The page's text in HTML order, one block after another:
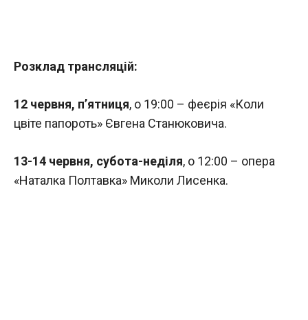
Розклад трансляцій:
12 червня, п’ятниця, о 19:00 – феєрія «Коли
цвіте папороть» Євгена Станюковича.
13-14 червня, субота-неділя, о 12:00 – опера
«Наталка Полтавка» Миколи Лисенка.